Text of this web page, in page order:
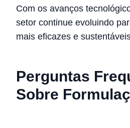
Com os avanços
setor continue evoluindo
mais eficazes e
Perguntas
Sobre